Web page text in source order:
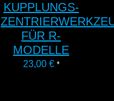
KUPPLUNGS-
FÜR R-
MODELLE
23,00 € *